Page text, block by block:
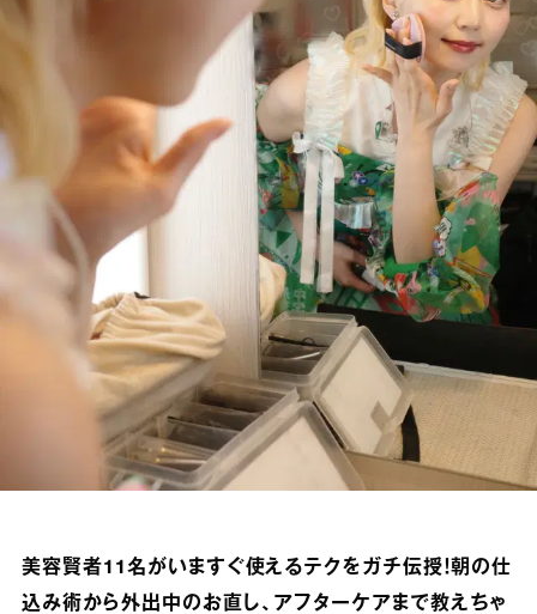
美容賢者11名がいますぐ使えるテクをガチ伝授！朝の仕
込み術から外出中のお直し、アフターケアまで教えちゃ